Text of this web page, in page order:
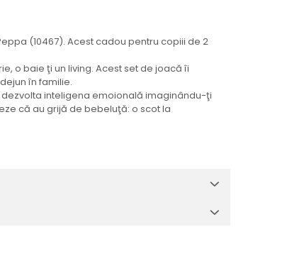
(10467). Acest cadou pentru copiii de 2
o baie ţi un living. Acest set de joacă îi
în familie.
dezvolta inteligena emoională imaginându-ţi
că au grijă de bebeluţă: o scot la